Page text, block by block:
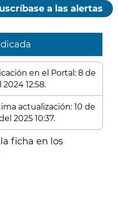
a las alertas
en el Portal: 8 de
12:58.
actualización: 10 de
2025 10:37.
ficha en los